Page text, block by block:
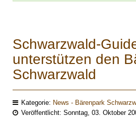
Schwarzwald-
unterstützen den
Schwarzwald
Kategorie: News - Bärenpark
Veröffentlicht: Sonntag, 03. Oktober